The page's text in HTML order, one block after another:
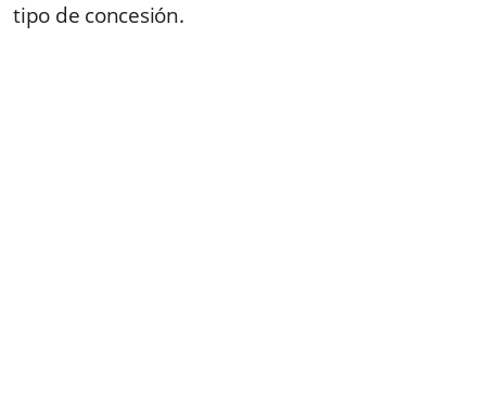
tipo de concesión.